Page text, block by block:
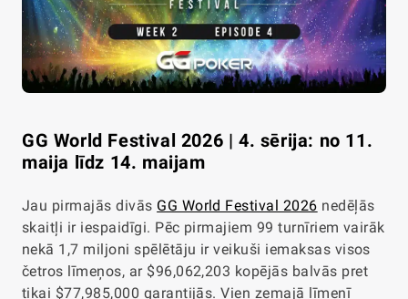
GG World Festival 2026 | 4. sērija: no 11.
maija līdz 14. maijam
Jau pirmajās divās GG World Festival 2026 nedēļās
skaitļi ir iespaidīgi. Pēc pirmajiem 99 turnīriem vairāk
nekā 1,7 miljoni spēlētāju ir veikuši iemaksas visos
četros līmeņos, ar $96,062,203 kopējās balvās pret
tikai $77,985,000 garantijās. Vien zemajā līmenī